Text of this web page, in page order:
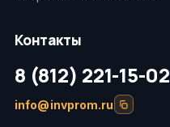
Контакты
8 (812) 221-15-02
info@invprom.ru